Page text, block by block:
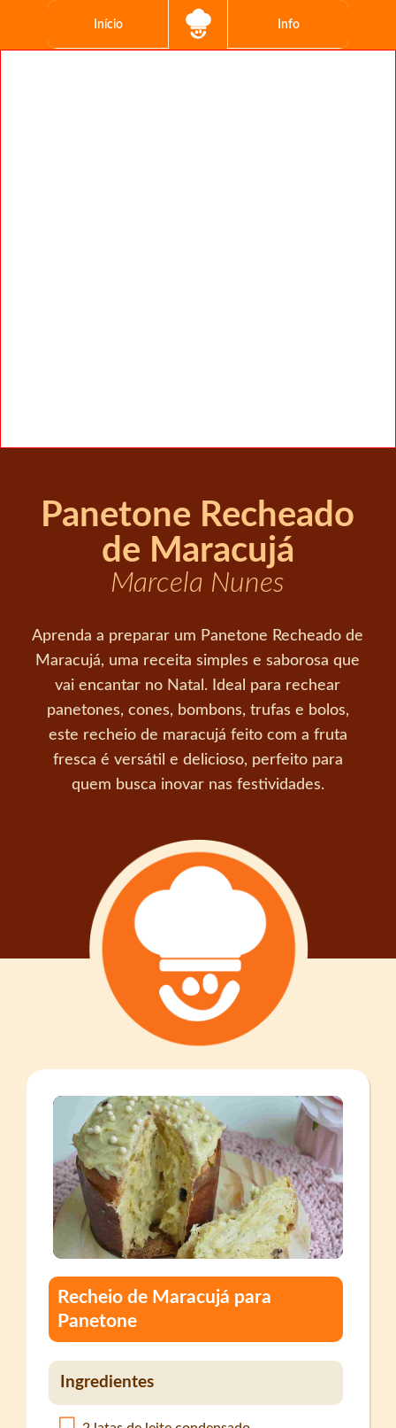
Início Info
Panetone Recheado
de Maracujá
Marcela Nunes
Aprenda a preparar um Panetone Recheado de
Maracujá, uma receita simples e saborosa que
vai encantar no Natal. Ideal para rechear
panetones, cones, bombons, trufas e bolos,
este recheio de maracujá feito com a fruta
fresca é versátil e delicioso, perfeito para
quem busca inovar nas festividades.
Recheio de Maracujá para
Panetone
Ingredientes